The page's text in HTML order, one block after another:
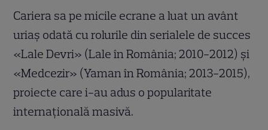
Cariera sa pe micile ecrane a luat un avânt
uriaș odată cu rolurile din serialele de succes
«Lale Devri» (Lale în România; 2010-2012) și
«Medcezir» (Yaman în România; 2013-2015),
proiecte care i-au adus o popularitate
internațională masivă.